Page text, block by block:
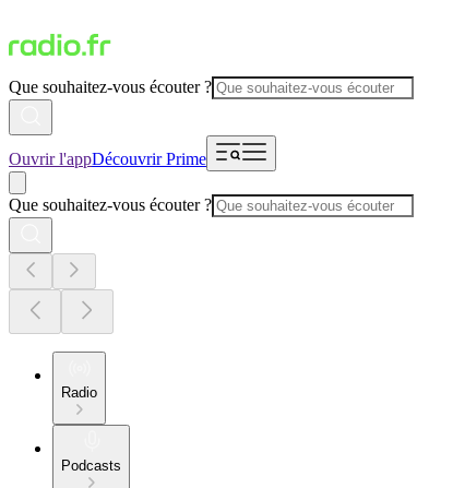
Que souhaitez-vous écouter ?
Ouvrir l'appDécouvrir Prime
Que souhaitez-vous écouter ?
Radio
Podcasts